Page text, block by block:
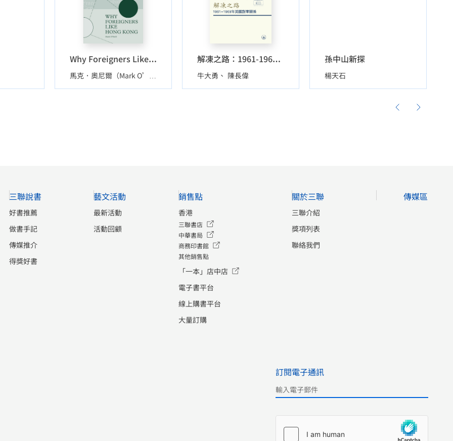
Why Foreigners Like Hong Kong
馬克．奧尼爾（Mark O’Neill）
解凍之路：1961-1969年美國對華關係
牛大勇 陳長偉
孫中山新探
楊天石
三聯說書
好書推薦
做書手記
傳媒推介
得獎好書
藝文活動
最新活動
活動回顧
銷售點
香港
三聯書店
中華書局
商務印書館
其他銷售點
「一本」店中店
電子書平台
線上購書平台
大量訂購
關於三聯
三聯介紹
獎項列表
聯絡我們
傳媒區
訂閱電子通訊